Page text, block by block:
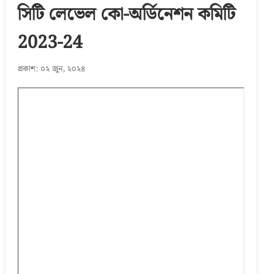
সিটি লেভেল কো-অর্ডিনেশন কমিটি
2023-24
প্রকাশ: ০২ জুন, ২০২৪